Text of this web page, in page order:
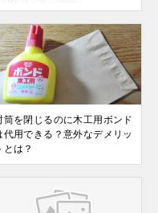
筒を閉じるのに木工用ボンド
代用できる？意外なデメリッ
とは？